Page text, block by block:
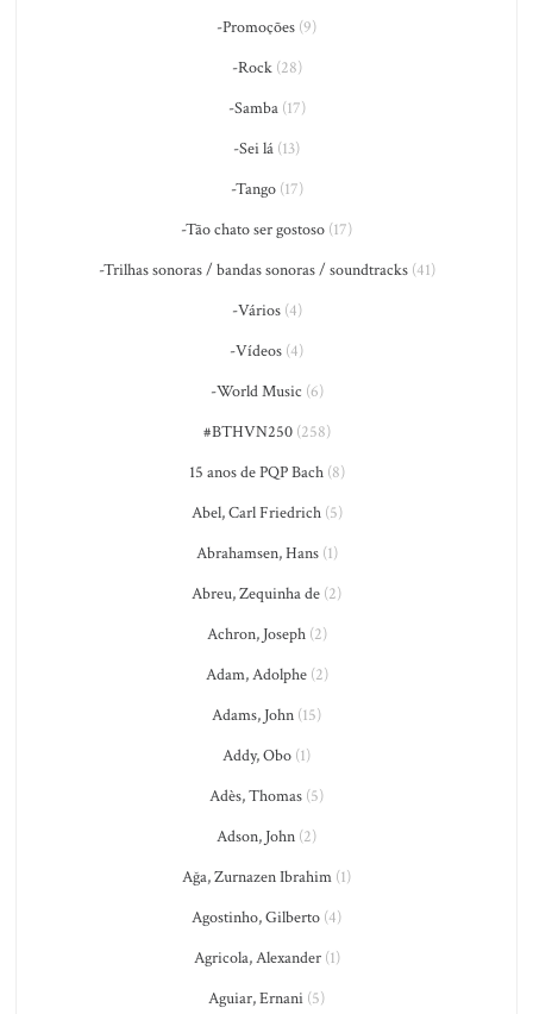
-Promoções (9)
-Rock(28)
-Samba(17)
-Sei lá (13)
-Tango(17)
-Tão chato ser gostoso (17)
-Trilhas sonoras / bandas sonoras / soundtracks(41)
-Vários(4)
-Vídeos (4)
-World Music (6)
#BTHVN250(258)
15 anos de PQP Bach(8)
Abel, Carl Friedrich(5)
Abrahamsen, Hans(1)
Abreu, Zequinha de (2)
Achron, Joseph(2)
Adam, Adolphe(2)
Adams, John (15)
Addy, Obo (1)
Adès, Thomas (5)
Adson, John (2)
Ağa, Zurnazen Ibrahim (1)
Agostinho, Gilberto (4)
Agricola, Alexander(1)
Aguiar, Ernani (5)